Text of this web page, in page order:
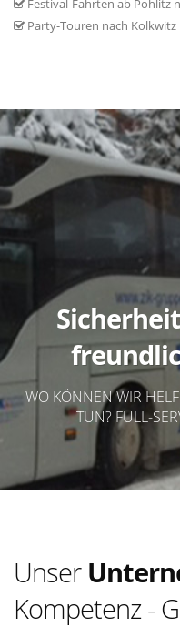
Festival-Fahrten ab Pohlitz
Party-Touren nach Kolkwitz
WO KÖNNEN WIR
TUN? FULL-
Unser
Kompetenz -